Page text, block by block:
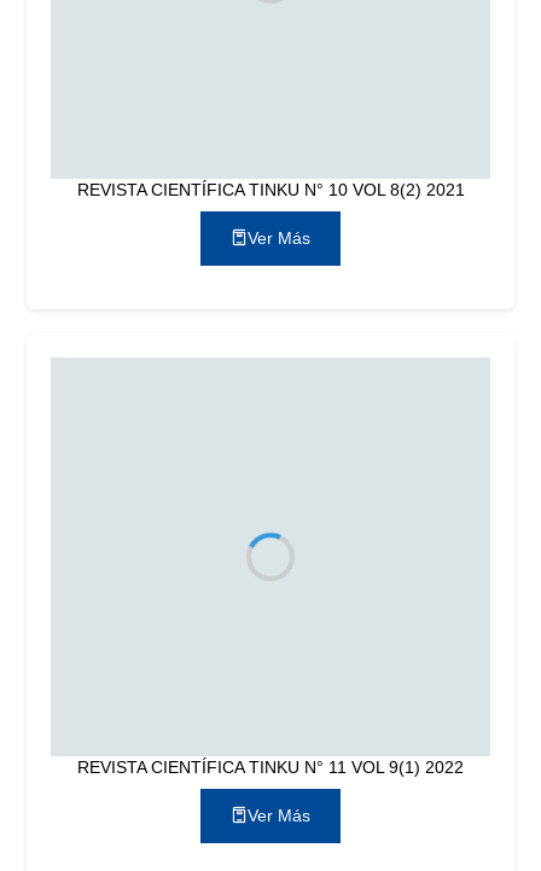
REVISTA CIENTÍFICA TINKU N° 10 VOL 8(2) 2021
Ver Más
REVISTA CIENTÍFICA TINKU N° 11 VOL 9(1) 2022
Ver Más